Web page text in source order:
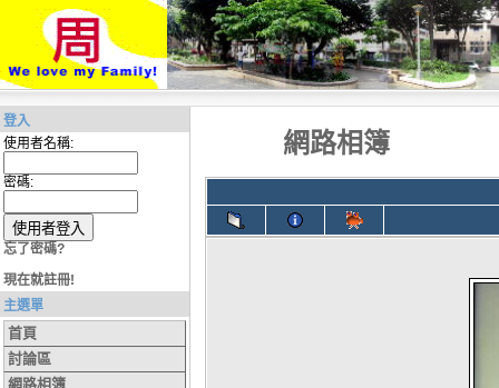
登入
使用者名稱:
密碼:
忘了密碼?
現在就註冊!
主選單
首頁
討論區
網路相簿
網路相簿